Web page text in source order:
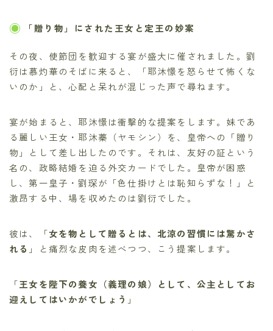
「贈り物」にされた王女と定王の妙案
その夜、使節団を歓迎する宴が盛大に催されました。劉
衍は慕灼華のそばに来ると、「耶沐憬を怒らせて怖くな
いのか」と、心配と呆れが混じった声で尋ねます。
宴が始まると、耶沐憬は衝撃的な提案をします。妹であ
る麗しい王女・耶沐蓁（ヤモシン）を、皇帝への「贈り
物」として差し出したのです。それは、友好の証という
名の、政略結婚を迫る外交カードでした。皇帝が困惑
し、第一皇子・劉琛が「色仕掛けとは恥知らずな！」と
激昂する中、場を収めたのは劉衍でした。
彼は、「女を物として贈るとは、北涼の習慣には驚かさ
れる 」と痛烈な皮肉を述べつつ、こう提案します。
「王女を陛下の養女（義理の娘）として、公主としてお
迎えしてはいかがでしょう 」